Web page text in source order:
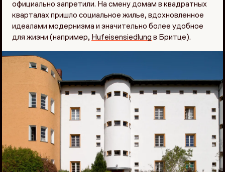
официально запретили. На смену домам в квадратных
кварталах пришло социальное жилье, вдохновленное
идеалами модернизма и значительно более удобное
для жизни (например, Hufeisensiedlung в Бритце).